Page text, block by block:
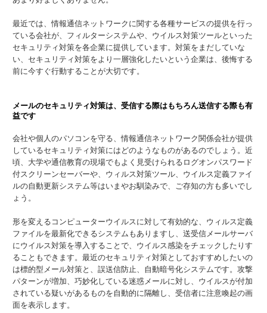
最近では、情報通信ネットワークに関する各種サービスの提供を行っ
ている会社が、フィルターシステムや、ウイルス対策ツールといった
セキュリティ対策を各企業に提供しています。対策をまだしていな
い、セキュリティ対策をより一層強化したいという企業は、後悔する
前に今すぐ行動することが大切です。
メールのセキュリティ対策は、受信する際はもちろん送信する際も有
益です
会社や個人のパソコンを守る、情報通信ネットワーク関係会社が提供
しているセキュリティ対策にはどのようなものがあるのでしょう。近
頃、大学や通信教育の現場でもよく見受けられるログオンパスワード
付スクリーンセーバーや、ウィルス対策ツール、ウイルス定義ファイ
ルの自動更新システム等はいまやお馴染みで、ご存知の方も多いでし
ょう。
形を変えるコンピューターウイルスに対して有効的な、ウィルス定義
ファイルを最新化できるシステムもありますし、送受信メールサーバ
にウイルス対策を導入することで、ウイルス感染をチェックしたりす
ることもできます。最近のセキュリティ対策としておすすめしたいの
は標的型メール対策と、誤送信防止、自動暗号化システムです。攻撃
パターンが増加、巧妙化している迷惑メールに対し、ウイルスが付加
されている疑いがあるものを自動的に隔離し、受信者に注意喚起の画
面を表示します。